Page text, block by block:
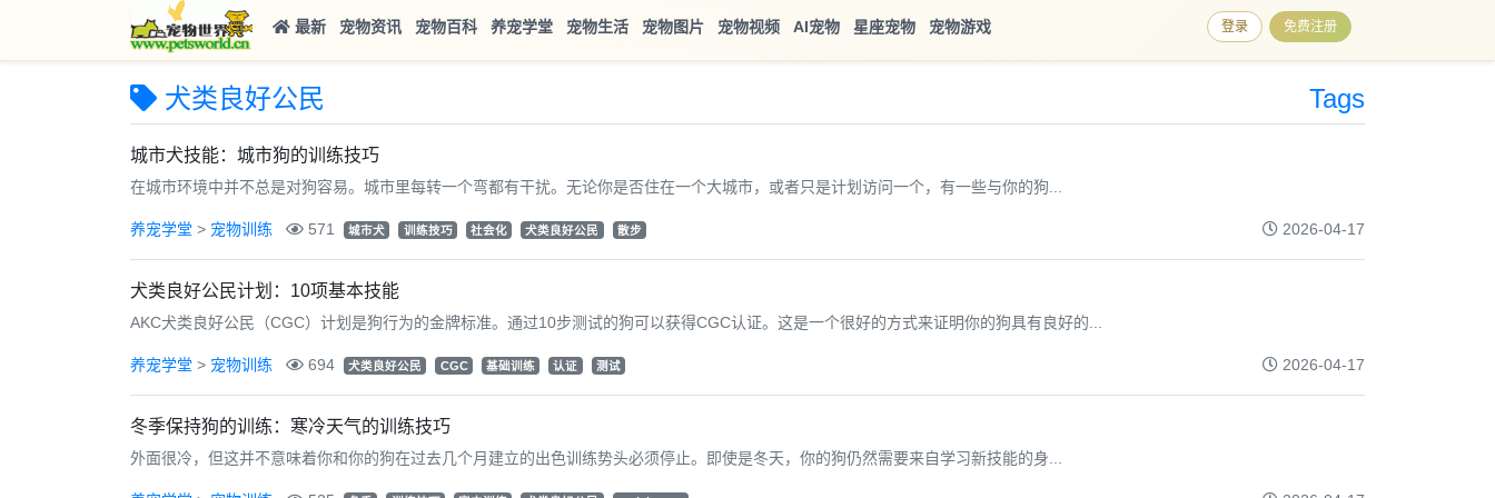
最新 宠物资讯 宠物百科 养宠学堂 宠物生活 宠物图片 宠物视频 AI宠物 星座宠物 宠物游戏 登录 免费注册
犬类良好公民 Tags
城市犬技能：城市狗的训练技巧
在城市环境中并不总是对狗容易。城市里每转一个弯都有干扰。无论你是否住在一个大城市，或者只是计划访问一个，有一些与你的狗...
养宠学堂 > 宠物训练 571 城市犬 训练技巧 社会化 犬类良好公民 散步 2026-04-17
犬类良好公民计划：10项基本技能
AKC犬类良好公民（CGC）计划是狗行为的金牌标准。通过10步测试的狗可以获得CGC认证。这是一个很好的方式来证明你的狗具有良好的...
养宠学堂 > 宠物训练 694 犬类良好公民 CGC 基础训练 认证 测试 2026-04-17
冬季保持狗的训练：寒冷天气的训练技巧
外面很冷，但这并不意味着你和你的狗在过去几个月建立的出色训练势头必须停止。即使是冬天，你的狗仍然需要来自学习新技能的身...